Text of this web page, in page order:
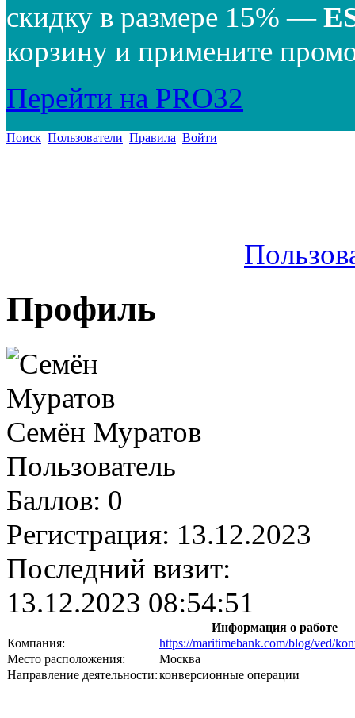
скидку в размере 15% —
корзину и примените
Перейти на PRO32
Поиск Пользователи Правила Войти
Профиль
Семён Муратов
Пользователь
Баллов: 0
Регистрация: 13.12.2023
Последний визит:
13.12.2023 08:54:51
Информация о работе
Компания:
https://maritimebank.com/blog/ved/
Место расположения:
Москва
Направление деятельности:конверсионные операции